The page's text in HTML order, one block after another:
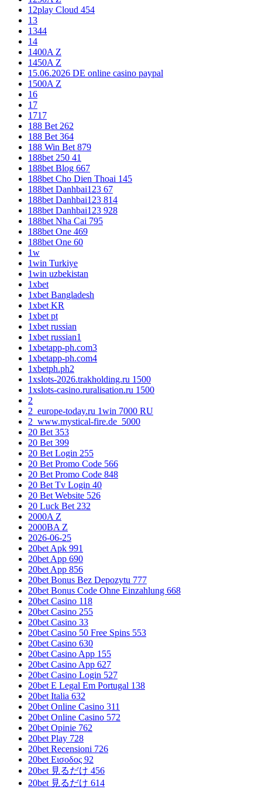
12play Cloud 454
13
1344
14
1400A Z
1450A Z
15.06.2026 DE online casino paypal
1500A Z
16
17
1717
188 Bet 262
188 Bet 364
188 Win Bet 879
188bet 250 41
188bet Blog 667
188bet Cho Dien Thoai 145
188bet Danhbai123 67
188bet Danhbai123 814
188bet Danhbai123 928
188bet Nha Cai 795
188bet One 469
188bet One 60
1w
1win Turkiye
1win uzbekistan
1xbet
1xbet Bangladesh
1xbet KR
1xbet pt
1xbet russian
1xbet russian1
1xbetapp-ph.com3
1xbetapp-ph.com4
1xbetph.ph2
1xslots-2026.trakholding.ru 1500
1xslots-casino.ruralisation.ru 1500
2
2_europe-today.ru 1win 7000 RU
2_www.mystical-fire.de_5000
20 Bet 353
20 Bet 399
20 Bet Login 255
20 Bet Promo Code 566
20 Bet Promo Code 848
20 Bet Tv Login 40
20 Bet Website 526
20 Luck Bet 232
2000A Z
2000BA Z
2026-06-25
20bet Apk 991
20bet App 690
20bet App 856
20bet Bonus Bez Depozytu 777
20bet Bonus Code Ohne Einzahlung 668
20bet Casino 118
20bet Casino 255
20bet Casino 33
20bet Casino 50 Free Spins 553
20bet Casino 630
20bet Casino App 155
20bet Casino App 627
20bet Casino Login 527
20bet E Legal Em Portugal 138
20bet Italia 632
20bet Online Casino 311
20bet Online Casino 572
20bet Opinie 762
20bet Play 728
20bet Recensioni 726
20bet Εισοδος 92
20bet 見るだけ 456
20bet 見るだけ 614